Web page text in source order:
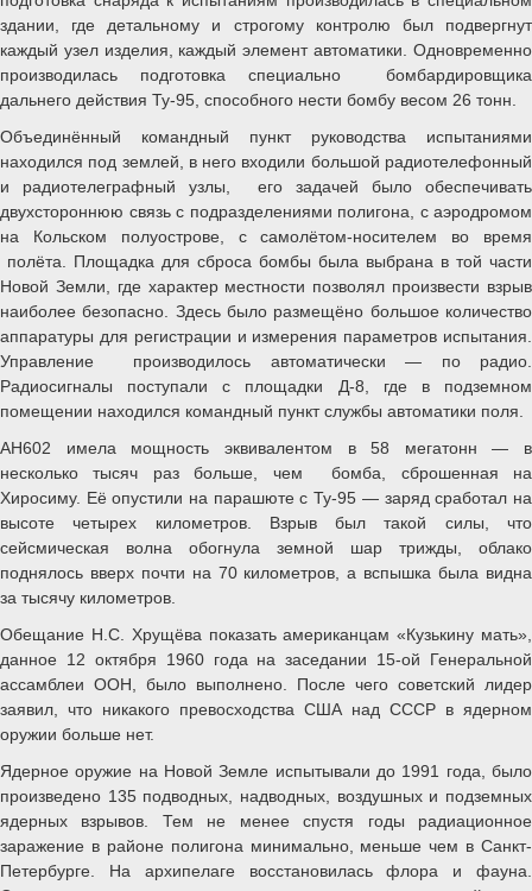
здании, где детальному и строгому контролю был подвергнут
каждый узел изделия, каждый элемент автоматики. Одновременно
производилась подготовка специально бомбардировщика
дальнего действия Ту-95, способного нести бомбу весом 26 тонн.
Объединённый командный пункт руководства испытаниями
находился под землей, в него входили большой радиотелефонный
и радиотелеграфный узлы, его задачей было обеспечивать
двухстороннюю связь с подразделениями полигона, с аэродромом
на Кольском полуострове, с самолётом-носителем во время
полёта. Площадка для сброса бомбы была выбрана в той части
Новой Земли, где характер местности позволял произвести взрыв
наиболее безопасно. Здесь было размещёно большое количество
аппаратуры для регистрации и измерения параметров испытания.
Управление производилось автоматически — по радио.
Радиосигналы поступали с площадки Д-8, где в подземном
помещении находился командный пункт службы автоматики поля.
АН602 имела мощность эквивалентом в 58 мегатонн — в
несколько тысяч раз больше, чем бомба, сброшенная на
Хиросиму. Её опустили на парашюте с Ту-95 — заряд сработал на
высоте четырех километров. Взрыв был такой силы, что
сейсмическая волна обогнула земной шар трижды, облако
поднялось вверх почти на 70 километров, а вспышка была видна
за тысячу километров.
Обещание Н.С. Хрущёва показать американцам «Кузькину мать»,
данное 12 октября 1960 года на заседании 15-ой Генеральной
ассамблеи ООН, было выполнено. После чего советский лидер
заявил, что никакого превосходства США над СССР в ядерном
оружии больше нет.
Ядерное оружие на Новой Земле испытывали до 1991 года, было
произведено 135 подводных, надводных, воздушных и подземных
ядерных взрывов. Тем не менее спустя годы радиационное
заражение в районе полигона минимально, меньше чем в Санкт-
Петербурге. На архипелаге восстановилась флора и фауна.